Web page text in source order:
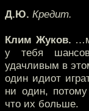
Д.Ю. Кредит.
Клим Жуков.
у тебя шансов
удачливым в
один идиот
ни один,
что их больше.